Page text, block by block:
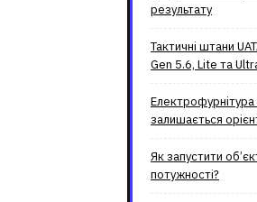
результату
Тактичні штани
Gen 5.6, Lite та
залишається
Як запустити
потужності?